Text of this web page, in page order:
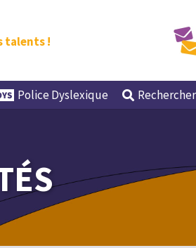
talents !
Police Dyslexique Rechercher